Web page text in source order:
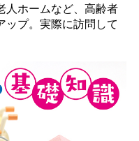
人ホームなど、高齢者
ップ。実際に訪問して